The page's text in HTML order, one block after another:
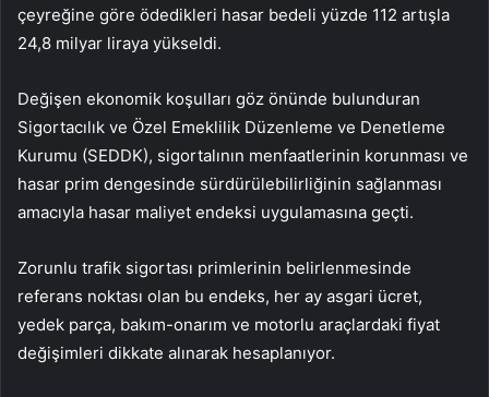
çeyreğine göre ödedikleri hasar bedeli yüzde 112 artışla
24,8 milyar liraya yükseldi.
Değişen ekonomik koşulları göz önünde bulunduran
Sigortacılık ve Özel Emeklilik Düzenleme ve Denetleme
Kurumu (SEDDK), sigortalının menfaatlerinin korunması ve
hasar prim dengesinde sürdürülebilirliğinin sağlanması
amacıyla hasar maliyet endeksi uygulamasına geçti.
Zorunlu trafik sigortası primlerinin belirlenmesinde
referans noktası olan bu endeks, her ay asgari ücret,
yedek parça, bakım-onarım ve motorlu araçlardaki fiyat
değişimleri dikkate alınarak hesaplanıyor.